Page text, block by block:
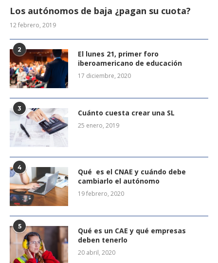
Los autónomos de baja ¿pagan su cuota?
12 febrero, 2019
2
El lunes 21, primer foro
iberoamericano de educación
17 diciembre, 2020
3 Cuánto cuesta crear una SL
25 enero, 2019
4
Qué es el CNAE y cuándo debe
cambiarlo el autónomo
19 febrero, 2020
5
Qué es un CAE y qué empresas
deben tenerlo
20 abril, 2020